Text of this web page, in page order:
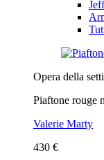
Opera della
Piaftone rouge
Valerie Marty
430 €